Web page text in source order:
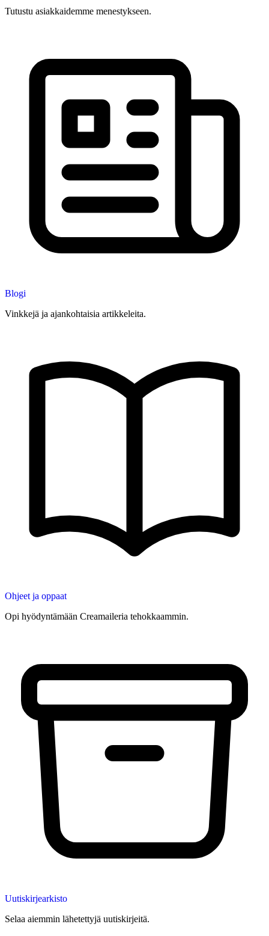
Tutustu asiakkaidemme menestykseen.
Blogi
Vinkkejä ja ajankohtaisia artikkeleita.
Ohjeet ja oppaat
Opi hyödyntämään Creamaileria tehokkaammin.
Uutiskirjearkisto
Selaa aiemmin lähetettyjä uutiskirjeitä.